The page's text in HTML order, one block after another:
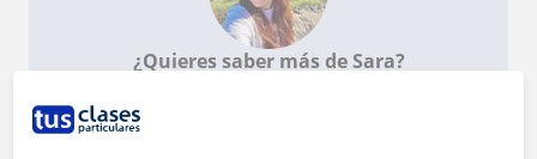
¿Quieres saber más de Sara?